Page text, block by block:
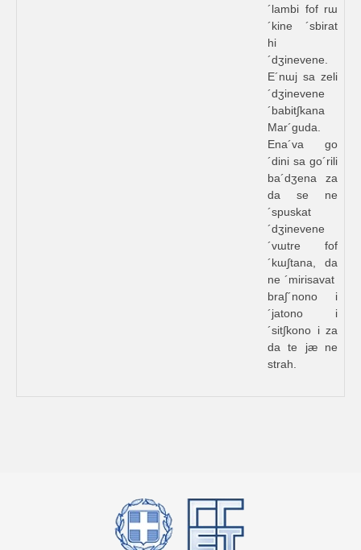
´lambi fof rɯ
´kine ´sbirat
hi
´dʒinevene.
E´nɯj sa zeli
´dʒinevene
´babit∫kana
Mar´guda.
Ena´va go
´dini sa go´rili
ba´dʒena za
da se ne
´spuskat
´dʒinevene
´vɯtre fof
´kɯ∫tana, da
ne ´mirisavat
bra∫´nono i
´jatono i
´sit∫kono i za
da te jæ ne
strah.